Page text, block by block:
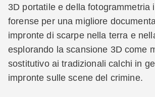
3D portatile e della fotogrammetria
forense per una migliore
impronte di scarpe nella terra e
esplorando la scansione 3D come
sostitutivo ai tradizionali calchi in
impronte sulle scene del crimine.